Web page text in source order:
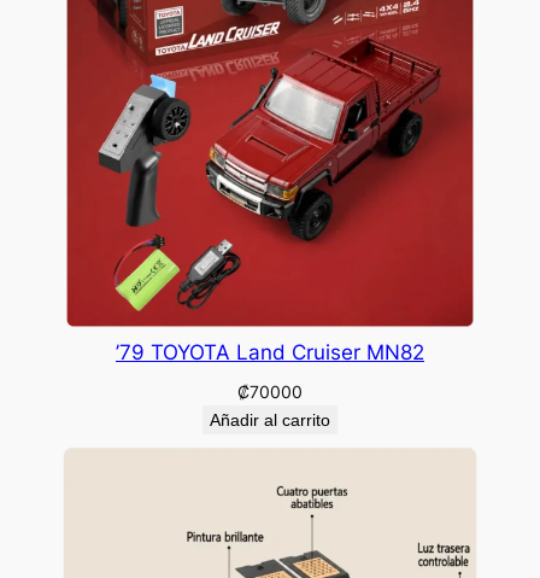
’79 TOYOTA Land Cruiser MN82
₡70000
Añadir al carrito